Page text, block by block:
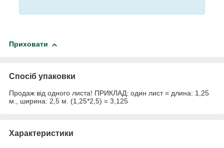
Приховати
Спосіб упаковки
Продаж від одного листа! ПРИКЛАД: один лист = длина: 1,25
м., ширина: 2,5 м. (1,25*2,5) = 3,125
Характеристики